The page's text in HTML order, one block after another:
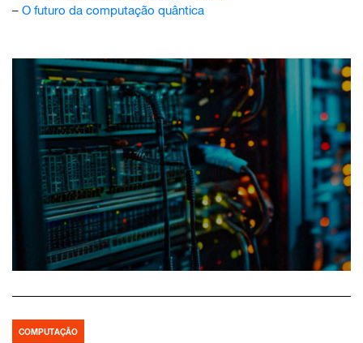
– O futuro da computação quântica
COMPUTAÇÃO